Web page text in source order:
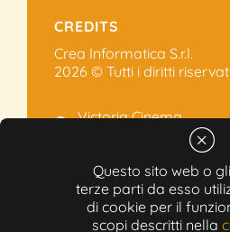
Questo sito web o
terze parti da esso
di cookie per il
scopi descritti nella
CREDITS
Crea Informatica S.r.l.
2026 © Tutti i diritti
Victoria Cinema
Via Ramelli, 101 -
+39 059.454622
info@victoriacinema.it
Partita IVA: